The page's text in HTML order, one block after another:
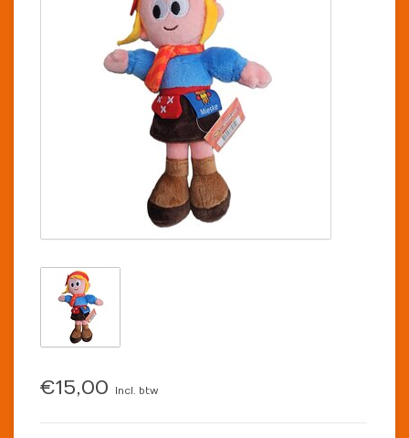
€15,00 Incl. btw